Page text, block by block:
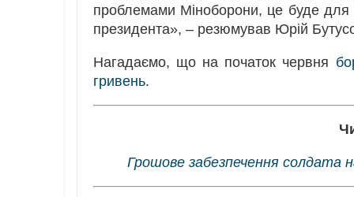
проблемами Міноборони, це буде для
президента», – резюмував Юрій
Нагадаємо, що на початок червня
гривень.
Грошове забезпечення солдата